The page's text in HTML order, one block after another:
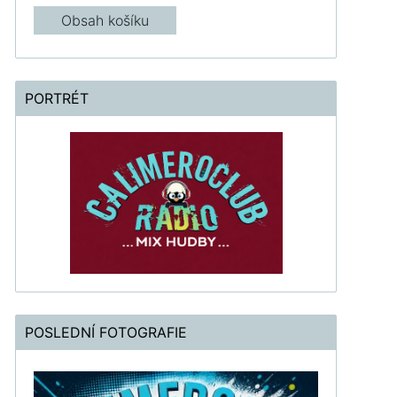
Obsah košíku
PORTRÉT
POSLEDNÍ FOTOGRAFIE